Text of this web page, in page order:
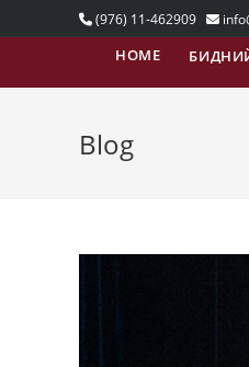
to
(976) 11-462909
HOME
Blog